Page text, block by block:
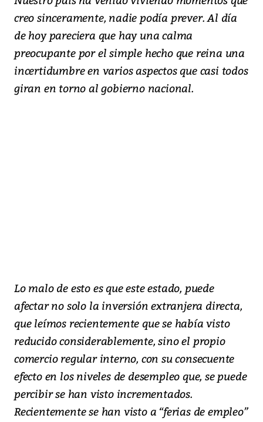
creo sinceramente, nadie podía prever. Al día
de hoy pareciera que hay una calma
preocupante por el simple hecho que reina una
incertidumbre en varios aspectos que casi todos
giran en torno al gobierno nacional.
Lo malo de esto es que este estado, puede
afectar no solo la inversión extranjera directa,
que leímos recientemente que se había visto
reducido considerablemente, sino el propio
comercio regular interno, con su consecuente
efecto en los niveles de desempleo que, se puede
percibir se han visto incrementados.
Recientemente se han visto a “ferias de empleo”